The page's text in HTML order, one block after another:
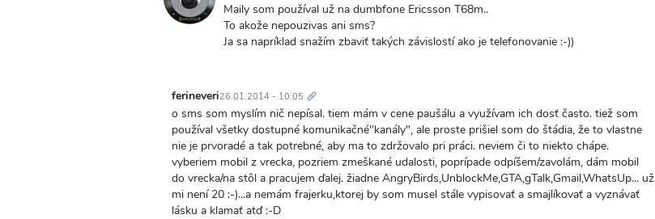
Maily som používal už na dumbfone Ericsson T68m..
To akože nepouzivas ani sms?
Ja sa napríklad snažím zbaviť takých závislostí ako je telefonovanie :-))
ferineveri26.01.2014 - 10:05 odkaz
o sms som myslím nič nepísal. tiem mám v cene paušálu a využívam ich dosť často. tiež som
používal všetky dostupné komunikačné"kanály", ale proste prišiel som do štádia, že to vlastne
nie je prvoradé a tak potrebné, aby ma to zdržovalo pri práci. neviem či to niekto chápe.
vyberiem mobil z vrecka, pozriem zmeškané udalosti, poprípade odpíšem/zavolám, dám mobil
do vrecka/na stôl a pracujem ďalej. žiadne AngryBirds,UnblockMe,GTA,gTalk,Gmail,WhatsUp... už
mi není 20 :-)...a nemám frajerku,ktorej by som musel stále vypisovať a smajlíkovať a vyznávať
lásku a klamať atď :-D